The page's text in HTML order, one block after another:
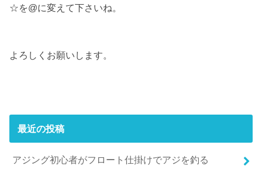
☆を@に変えて下さいね。
よろしくお願いします。
最近の投稿
アジング初心者がフロート仕掛けでアジを釣る